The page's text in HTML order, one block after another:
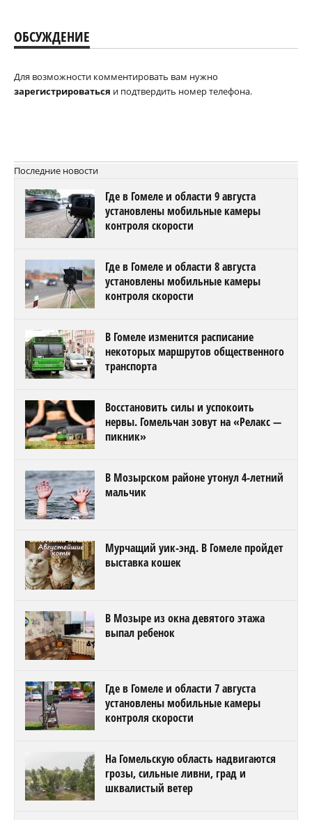
ОБСУЖДЕНИЕ
Для возможности комментировать вам нужно
зарегистрироваться и подтвердить номер телефона.
Последние новости
Где в Гомеле и области 9 августа
установлены мобильные камеры
контроля скорости
Где в Гомеле и области 8 августа
установлены мобильные камеры
контроля скорости
В Гомеле изменится расписание
некоторых маршрутов общественного
транспорта
Восстановить силы и успокоить
нервы. Гомельчан зовут на «Релакс —
пикник»
В Мозырском районе утонул 4-летний
мальчик
Мурчащий уик-энд. В Гомеле пройдет
выставка кошек
В Мозыре из окна девятого этажа
выпал ребенок
Где в Гомеле и области 7 августа
установлены мобильные камеры
контроля скорости
На Гомельскую область надвигаются
грозы, сильные ливни, град и
шквалистый ветер